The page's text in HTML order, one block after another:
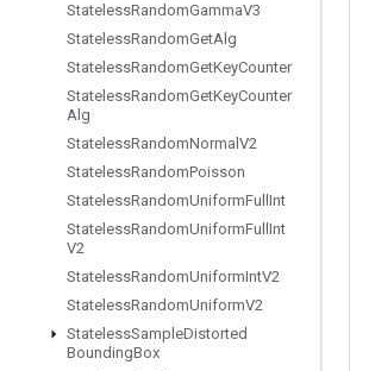
StatelessRandomGammaV3
StatelessRandomGetAlg
StatelessRandomGetKeyCounter
StatelessRandomGetKeyCounter
Alg
StatelessRandomNormal V2
StatelessRandomPoisson
StatelessRandomUniformFull Int
StatelessRandomUniformFull Int
V2
StatelessRandomUniformIntV2
StatelessRandomUniformV2
StatelessSampleDistorted
BoundingBox